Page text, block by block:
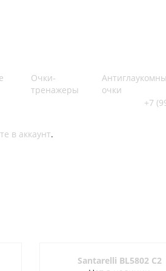
Очки-
тренажеры
очки
+7
в аккаунт.
Santarelli BL5802 C2